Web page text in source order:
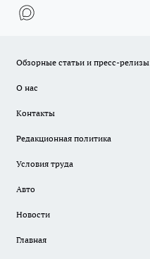
Обзорные статьи и пресс-релизы
О нас
Контакты
Редакционная политика
Условия труда
Авто
Новости
Главная